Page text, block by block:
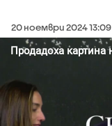
20 ноември 2024 13:09